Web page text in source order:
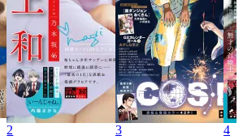
2 3 4